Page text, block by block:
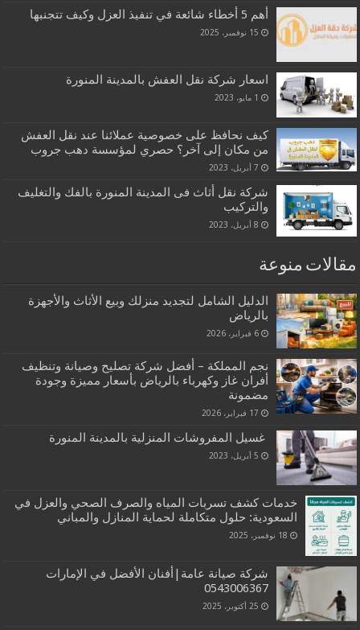
أهم 5 أخطاء شائعة في تنفيذ العزل وكيف تتجنبها
15 نوفمبر، 2025
اسعار شركة نقل العفش بالمدينة المنورة
1 مايو، 2023
كيف نحافظ على خصوصية عملائنا عند نقل العفش
من مكان إلى آخر؟ حصري لمؤسسة دهب جروب
7 أبريل، 2023
شركة نقل أثاث فى المدينة المنورة بالفك والتغليف
والتركيب
8 أبريل، 2023
مقالات منوعة
الدليل الشامل لتجديد منزلك وبيع الأثاث والأجهزة
بالرياض
6 فبراير، 2026
نجم المملكة – أفضل شركة تصليح وصيانة وتنظيف
أفران غاز وكهرباء بالرياض بأسعار مميزة وجودة
مضمونة
17 فبراير، 2026
غسيل المفروشات المنزلية بالمدينة المنورة
5 أبريل، 2023
خدمات كشف تسربات المياه والصرف الصحي والعزل في
السعودية: حلول متكاملة لحماية المنازل والمباني
18 نوفمبر، 2025
شركة صيانة عامة|أفنان الأفضل في الإمارات
0543006367
25 أكتوبر، 2025